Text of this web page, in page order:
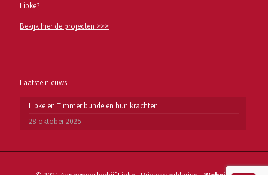
Lipke?
Bekijk hier de projecten >>>
Laatste nieuws
Lipke en Timmer bundelen hun krachten
28 oktober 2025